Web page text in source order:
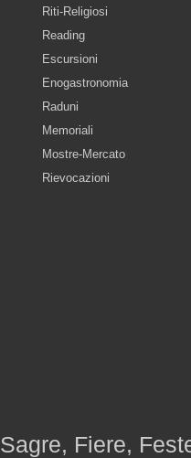
Riti-Religiosi
Reading
Escursioni
Enogastronomia
Raduni
Memoriali
Mostre-Mercato
Rievocazioni
Sagre, Fiere,